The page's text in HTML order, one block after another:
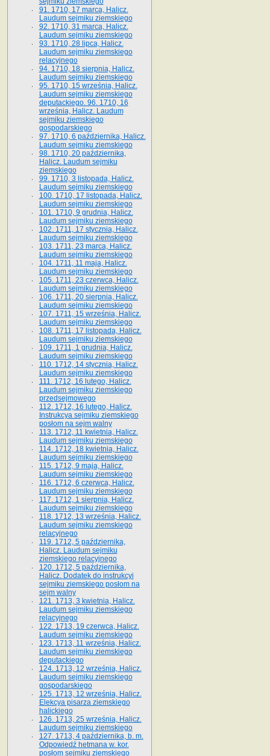
91. 1710, 17 marca, Halicz.
Laudum sejmiku ziemskiego
92. 1710, 31 marca, Halicz.
Laudum sejmiku ziemskiego
93. 1710, 28 lipca, Halicz.
Laudum sejmiku ziemskiego
relacyjnego
94. 1710, 18 sierpnia, Halicz.
Laudum sejmiku ziemskiego
95. 1710, 15 września, Halicz.
Laudum sejmiku ziemskiego
deputackiego. 96. 1710, 16
września, Halicz. Laudum
sejmiku ziemskiego
gospodarskiego
97. 1710, 6 października, Halicz.
Laudum sejmiku ziemskiego
98. 1710, 20 października,
Halicz. Laudum sejmiku
ziemskiego
99. 1710, 3 listopada, Halicz.
Laudum sejmiku ziemskiego
100. 1710, 17 listopada, Halicz.
Laudum sejmiku ziemskiego
101. 1710, 9 grudnia, Halicz.
Laudum sejmiku ziemskiego
102. 1711, 17 stycznia, Halicz.
Laudum sejmiku ziemskiego
103. 1711, 23 marca, Halicz.
Laudum sejmiku ziemskiego
104. 1711, 11 maja, Halicz.
Laudum sejmiku ziemskiego
105. 1711, 23 czerwca, Halicz.
Laudum sejmiku ziemskiego
106. 1711, 20 sierpnia, Halicz.
Laudum sejmiku ziemskiego
107. 1711, 15 września, Halicz.
Laudum sejmiku ziemskiego
108. 1711, 17 listopada, Halicz.
Laudum sejmiku ziemskiego
109. 1711, 1 grudnia, Halicz.
Laudum sejmiku ziemskiego
110. 1712, 14 stycznia, Halicz.
Laudum sejmiku ziemskiego
111. 1712, 16 lutego, Halicz.
Laudum sejmiku ziemskiego
przedsejmowego
112. 1712, 16 lutego, Halicz.
Instrukcya sejmiku ziemskiego
posłom na sejm walny
113. 1712, 11 kwietnia, Halicz.
Laudum sejmiku ziemskiego
114. 1712, 18 kwietnia, Halicz.
Laudum sejmiku ziemskiego
115. 1712, 9 maja, Halicz.
Laudum sejmiku ziemskiego
116. 1712, 6 czerwca, Halicz.
Laudum sejmiku ziemskiego
117. 1712, 1 sierpnia, Halicz.
Laudum sejmiku ziemskiego
118. 1712, 13 września, Halicz.
Laudum sejmiku ziemskiego
relacyjnego
119. 1712, 5 października,
Halicz. Laudum sejmiku
ziemskiego relacyjnego
120. 1712, 5 października,
Halicz. Dodatek do instrukcyi
sejmiku ziemskiego posłom na
sejm walny
121. 1713, 3 kwietnia, Halicz.
Laudum sejmiku ziemskiego
relacyjnego
122. 1713, 19 czerwca, Halicz.
Laudum sejmiku ziemskiego
123. 1713, 11 września, Halicz.
Laudum sejmiku ziemskiego
deputackiego
124. 1713, 12 września, Halicz.
Laudum sejmiku ziemskiego
gospodarskiego
125. 1713, 12 września, Halicz.
Elekcya pisarza ziemskiego
halickiego
126. 1713, 25 września, Halicz.
Laudum sejmiku ziemskiego
127. 1713, 4 października, b. m.
Odpowiedź hetmana w. kor.
posłom sejmiku ziemskiego